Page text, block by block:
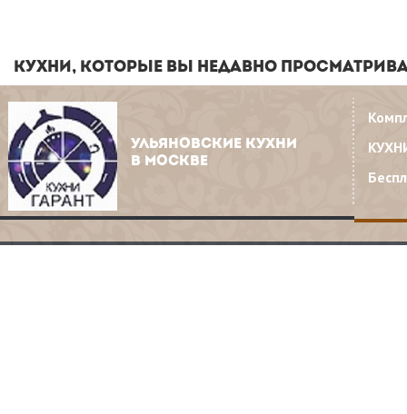
КУХНИ, КОТОРЫЕ ВЫ НЕДАВНО
УЛЬЯНОВСКИЕ КУХНИ
В МОСКВЕ